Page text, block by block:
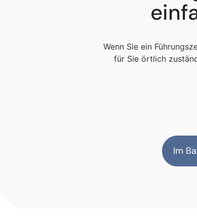
Wenn Sie ein
für Sie örtlich
Im